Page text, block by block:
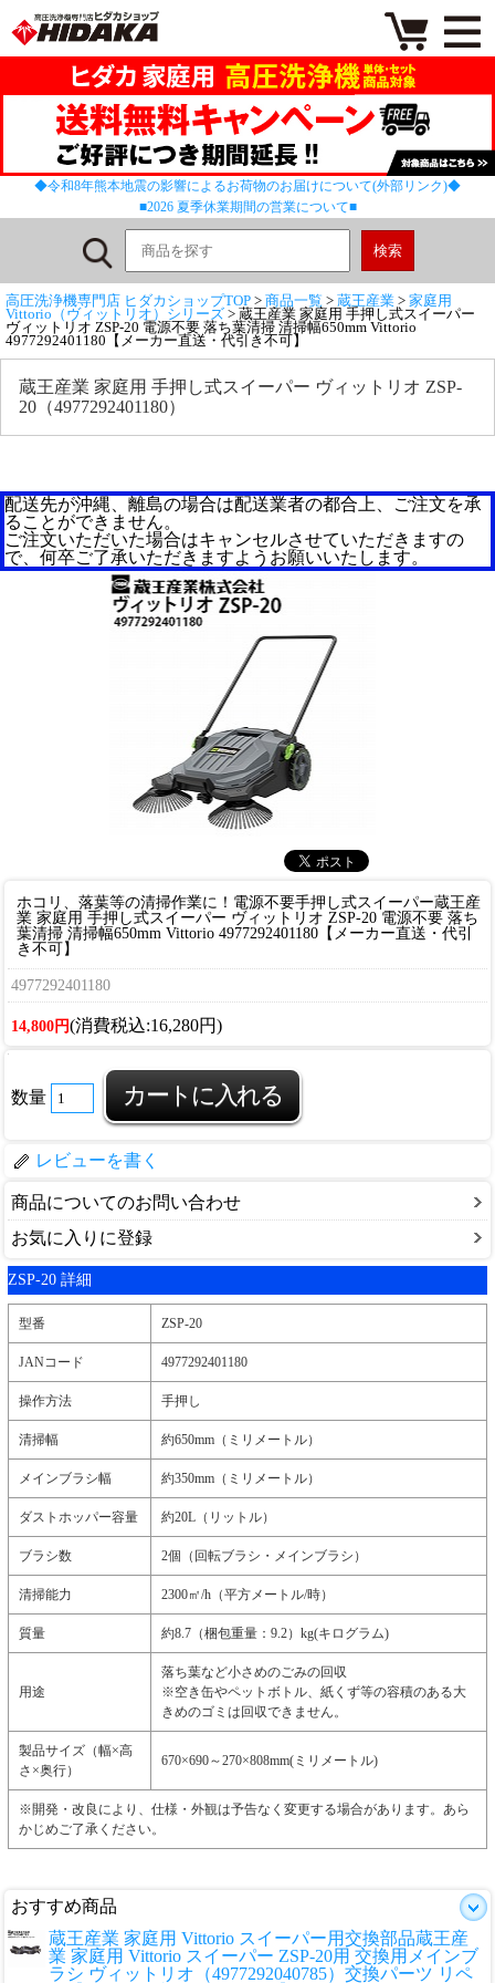
◆令和8年熊本地震の影響によるお荷物のお届けについて(外部リンク)◆
■2026 夏季休業期間の営業について■
高圧洗浄機専門店 ヒダカショップTOP > 商品一覧 > 蔵王産業 > 家庭用
Vittorio（ヴィットリオ）シリーズ > 蔵王産業 家庭用 手押し式スイーパー
ヴィットリオ ZSP-20 電源不要 落ち葉清掃 清掃幅650mm Vittorio
4977292401180【メーカー直送・代引き不可】
蔵王産業 家庭用 手押し式スイーパー ヴィットリオ ZSP-
20（4977292401180）
配送先が沖縄、離島の場合は配送業者の都合上、ご注文を承
ることができません。
ご注文いただいた場合はキャンセルさせていただきますの
で、何卒ご了承いただきますようお願いいたします。
ホコリ、落葉等の清掃作業に！電源不要手押し式スイーパー蔵王産
業 家庭用 手押し式スイーパー ヴィットリオ ZSP-20 電源不要 落ち
葉清掃 清掃幅650mm Vittorio 4977292401180【メーカー直送・代引
き不可】
4977292401180
14,800円(消費税込:16,280円)
数量
レビューを書く
商品についてのお問い合わせ
お気に入りに登録
ZSP-20 詳細
型番 ZSP-20
JANコード 4977292401180
操作方法 手押し
清掃幅 約650mm（ミリメートル）
メインブラシ幅 約350mm（ミリメートル）
ダストホッパー容量 約20L（リットル）
ブラシ数 2個（回転ブラシ・メインブラシ）
清掃能力 2300㎡/h（平方メートル/時）
質量 約8.7（梱包重量：9.2）kg(キログラム)
用途
落ち葉など小さめのごみの回収
※空き缶やペットボトル、紙くず等の容積のある大
きめのゴミは回収できません。
製品サイズ（幅×高
さ×奥行）
670×690～270×808mm(ミリメートル)
※開発・改良により、仕様・外観は予告なく変更する場合があります。あら
かじめご了承ください。
おすすめ商品
蔵王産業 家庭用 Vittorio スイーパー用交換部品蔵王産
業 家庭用 Vittorio スイーパー ZSP-20用 交換用メインブ
ラシ ヴィットリオ（4977292040785）交換パーツ リペ